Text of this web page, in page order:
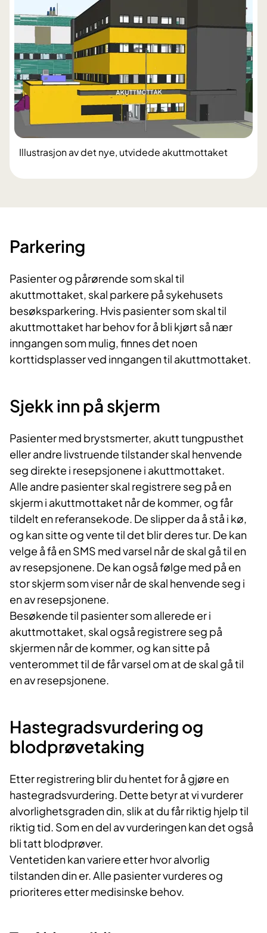
Illustrasjon av det nye, utvidede akuttmottaket
Parkering
Pasienter og pårørende som skal til
akuttmottaket, skal parkere på sykehusets
besøksparkering. Hvis pasienter som skal til
akuttmottaket har behov for å bli kjørt så nær
inngangen som mulig, finnes det noen
korttidsplasser ved inngangen til akuttmottaket.
Sjekk inn på skjerm
Pasienter med brystsmerter, akutt tungpusthet
eller andre livstruende tilstander skal henvende
seg direkte i resepsjonene i akuttmottaket.
Alle andre pasienter skal registrere seg på en
skjerm i akuttmottaket når de kommer, og får
tildelt en referansekode. De slipper da å stå i kø,
og kan sitte og vente til det blir deres tur. De kan
velge å få en SMS med varsel når de skal gå til en
av resepsjonene. De kan også følge med på en
stor skjerm som viser når de skal henvende seg i
en av resepsjonene.
Besøkende til pasienter som allerede er i
akuttmottaket, skal også registrere seg på
skjermen når de kommer, og kan sitte på
venterommet til de får varsel om at de skal gå til
en av resepsjonene.
Hastegradsvurdering og
blodprøvetaking
Etter registrering blir du hentet for å gjøre en
hastegradsvurdering. Dette betyr at vi vurderer
alvorlighetsgraden din, slik at du får riktig hjelp til
riktig tid. Som en del av vurderingen kan det også
bli tatt blodprøver.
Ventetiden kan variere etter hvor alvorlig
tilstanden din er. Alle pasienter vurderes og
prioriteres etter medisinske behov.